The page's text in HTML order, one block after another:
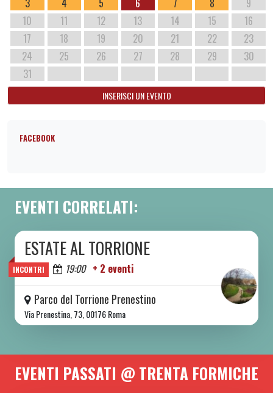
10
11 12 13 14 15
16
17
18 19 20 21 22
23
24
25 26 27 28 29
30
31
INSERISCI UN EVENTO
FACEBOOK
EVENTI CORRELATI:
INCONTRI
DA SAB 06/06 A SAB 08/08 2026
ESTATE AL TORRIONE
Oggi 19:00 + 2 eventi
Parco del Torrione Prenestino
Via Prenestina, 73, 00176 Roma
EVENTI PASSATI @ TRENTA FORMICHE